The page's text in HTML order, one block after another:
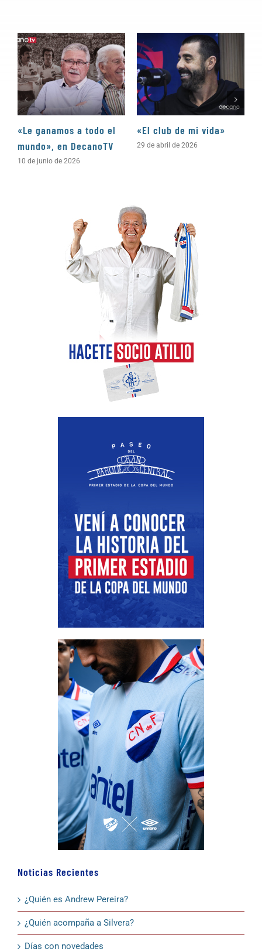
«Le ganamos a todo el
mundo», en DecanoTV
10 de junio de 2026
«El club de mi vida»
29 de abril de 2026
Noticias Recientes
¿Quién es Andrew Pereira?
¿Quién acompaña a Silvera?
Días con novedades